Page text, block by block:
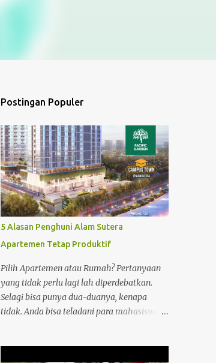
Postingan Populer
5 Alasan Penghuni Alam Sutera
Apartemen Tetap Produktif
Pilih Apartemen atau Rumah? Pertanyaan
yang tidak perlu lagi lah diperdebatkan.
Selagi bisa punya dua-duanya, kenapa
tidak. Anda bisa teladani para mahasiswa